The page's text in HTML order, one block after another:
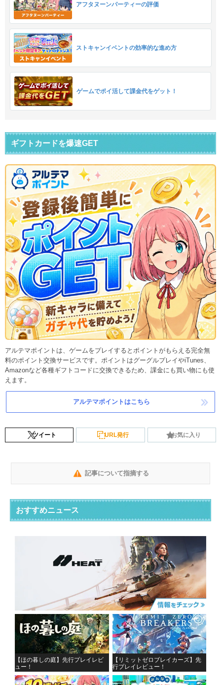
アフタヌーンパーティーの評価
ストキャンイベントの効率的な進め方
ゲームでポイ活して課金代をゲット！
ギフトカードを爆速GET
アルテマポイントは、ゲームをプレイするとポイントがもらえる完全無
料のポイント交換サービスです。ポイントはグーグルプレイやiTunes、
Amazonなど各種ギフトコードに交換できるため、課金にも買い物にも使
えます。
アルテマポイントはこちら
ツイート URL発行 お気に入り
記事について指摘する
おすすめニュース
【ほの暮しの庭】先行プレイレビ
ュー！
【リミットゼロブレイカーズ】先
行プレイレビュー！